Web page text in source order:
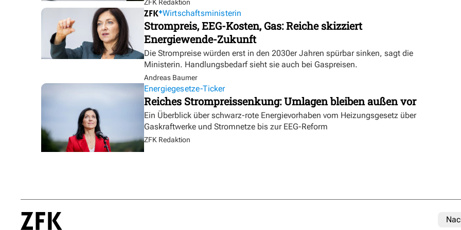
ZFK Redaktion
Wirtschaftsministerin
Strompreis, EEG-Kosten, Gas: Reiche skizziert
Energiewende-Zukunft
Die Strompreise würden erst in den 2030er Jahren spürbar sinken, sagt die
Ministerin. Handlungsbedarf sieht sie auch bei Gaspreisen.
Andreas Baumer
Energiegesetze-Ticker
Reiches Strompreissenkung: Umlagen bleiben außen vor
Ein Überblick über schwarz-rote Energievorhaben vom Heizungsgesetz über
Gaskraftwerke und Stromnetze bis zur EEG-Reform
ZFK Redaktion